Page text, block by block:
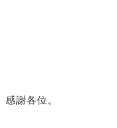
謝各位。